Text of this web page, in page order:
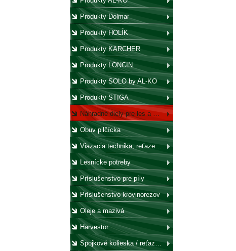
Produkty Dolmar
Produkty HOLÍK
Produkty KARCHER
Produkty LONCIN
Produkty SOLO by AL-KO
Produkty STIGA
Náhradné diely pre les a záhradu
Obuv pilčícka
Viazacia technika, reťaze, laná, háky, kladky
Lesnícke potreby
Príslušenstvo pre píly
Príslušenstvo krovinorezov
Oleje a mazivá
Harvestor
Spojkové kolieska / reťazovky